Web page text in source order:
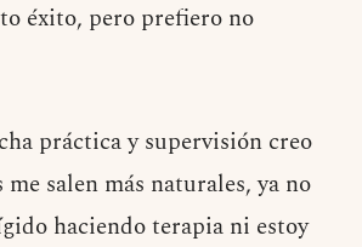
éxito, pero prefiero no
práctica y supervisión creo
me salen más naturales, ya no
haciendo terapia ni estoy